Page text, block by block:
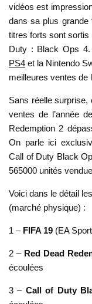
vidéos est
dans sa plus grande
titres forts sont sortis
Duty : Black Ops
PS4 et la Nintendo
meilleures ventes de
Sans réelle surprise,
ventes de l’année
Redemption 2
On parle ici
Call of Duty Black
565000 unités
Voici dans le détail
(marché physique) :
1 – FIFA 19 (EA
2 – Red Dead
écoulées
3 – Call of Duty